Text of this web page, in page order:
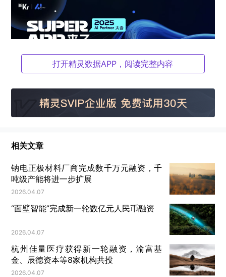
4 月18日，36 氪 2025 AI Partner 大会于上海模速
空间盛大开幕。此次大会紧扣“Super App 来了”主
用”两大核心篇章，全力探寻 AI 时代的全新变量，探
索 AI 领域下一个超级应用的无限可能性。
打开精灵数据APP，阅读完整内容
相关文章
钠电正极材料厂商完成数千万元融资，千
吨级产能将进一步扩展
2026.04.07
“面壁智能”完成新一轮数亿元人民币融资
2026.04.07
杭州佳量医疗获得新一轮融资，渝富基
金、辰德资本等8家机构共投
2026.04.07